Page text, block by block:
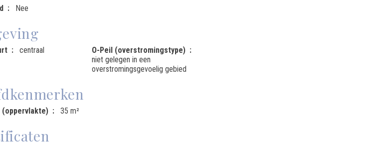
Nee
centraal
O-Peil (overstromingstype)
niet gelegen in een
overstromingsgevoelig gebied
(oppervlakte) 35 m²